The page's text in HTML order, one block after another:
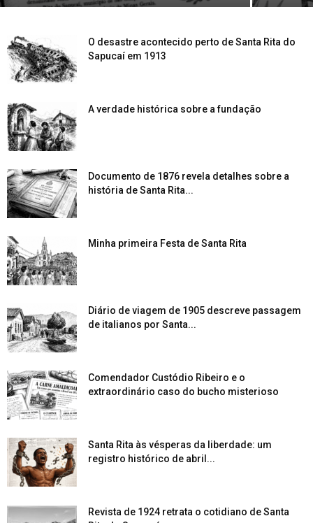
O desastre acontecido perto de Santa Rita do
Sapucaí em 1913
A verdade histórica sobre a fundação
Documento de 1876 revela detalhes sobre a
história de Santa Rita...
Minha primeira Festa de Santa Rita
Diário de viagem de 1905 descreve passagem
de italianos por Santa...
Comendador Custódio Ribeiro e o
extraordinário caso do bucho misterioso
Santa Rita às vésperas da liberdade: um
registro histórico de abril...
Revista de 1924 retrata o cotidiano de Santa